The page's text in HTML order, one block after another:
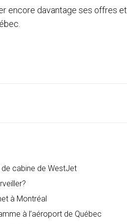
encore davantage ses offres et
cabine de WestJet
à Montréal
à l’aéroport de Québec